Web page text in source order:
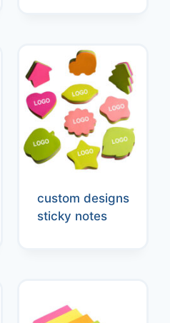
custom designs
sticky notes